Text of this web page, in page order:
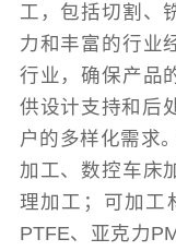
工，包括切割、
力和丰富的行业
行业，确保产品
供设计支持和后
户的多样化需求
加工、数控车床
理加工；可加工
PTFE、亚克力